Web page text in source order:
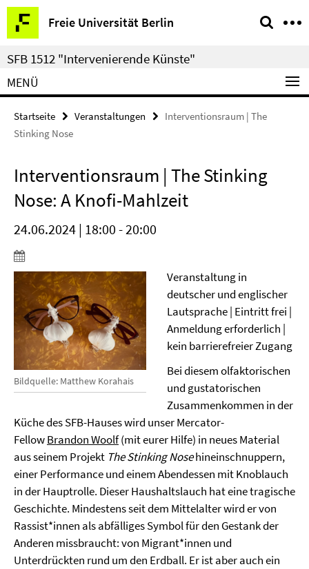
Springe
direkt
zu
Inhalt
Freie Universität Berlin
Service-
Navigation
SFB 1512 "Intervenierende Künste"
MENÜ
Startseite Veranstaltungen
Interventionsraum | The
Stinking Nose
Interventionsraum | The Stinking
Nose: A Knofi-Mahlzeit
24.06.2024 | 18:00 - 20:00
Bildquelle: Matthew Korahais
Veranstaltung in
deutscher und englischer
Lautsprache | Eintritt frei |
Anmeldung erforderlich |
kein barrierefreier Zugang
Bei diesem olfaktorischen
und gustatorischen
Zusammenkommen in der
Küche des SFB-Hauses wird unser Mercator-
FellowBrandon Woolf(mit eurer Hilfe) in neues Material
aus seinem Projekt The Stinking Nosehineinschnuppern,
einer Performance und einem Abendessen mit Knoblauch
in der Hauptrolle. Dieser Haushaltslauch hat eine tragische
Geschichte. Mindestens seit dem Mittelalter wird er von
Rassist*innen als abfälliges Symbol für den Gestank der
Anderen missbraucht: von Migrant*innen und
Unterdrückten rund um den Erdball. Er ist aber auch ein